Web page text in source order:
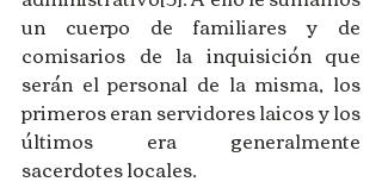
un cuerpo de familiares y de
comisarios de la inquisición que
serán el personal de la misma, los
primeros eran servidores laicos y los
últimos era generalmente
sacerdotes locales.